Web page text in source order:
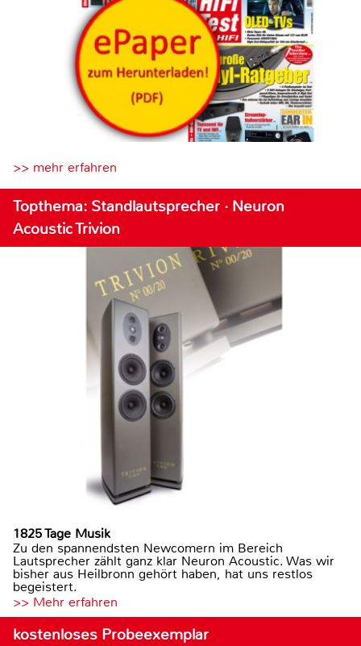
>> mehr erfahren
Topthema: Standlautsprecher · Neuron
Acoustic Trivion
1825 Tage Musik
Zu den spannendsten Newcomern im Bereich
Lautsprecher zählt ganz klar Neuron Acoustic. Was wir
bisher aus Heilbronn gehört haben, hat uns restlos
begeistert.
>> Mehr erfahren
kostenloses Probeexemplar